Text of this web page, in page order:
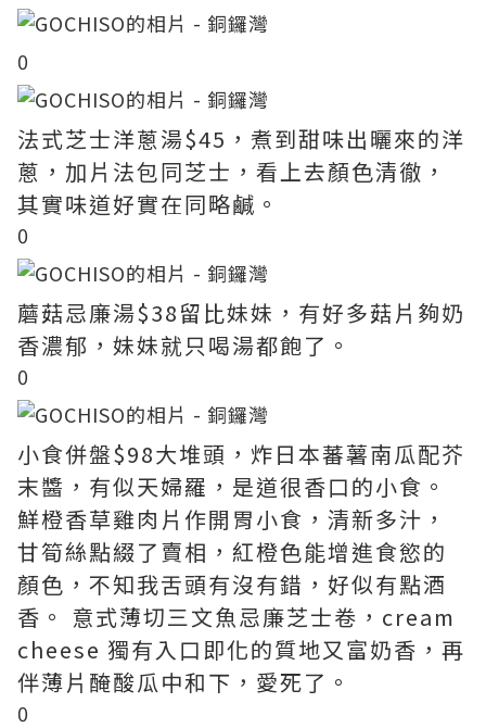
0
法式芝士洋蔥湯$45，煮到甜味出曬來的洋
蔥，加片法包同芝士，看上去顏色清徹，
其實味道好實在同略鹹。
0
蘑菇忌廉湯$38留比妹妹，有好多菇片夠奶
香濃郁，妹妹就只喝湯都飽了。
0
小食併盤$98大堆頭，炸日本蕃薯南瓜配芥
末醬，有似天婦羅，是道很香口的小食。
鮮橙香草雞肉片作開胃小食，清新多汁，
甘筍絲點綴了賣相，紅橙色能增進食慾的
顏色，不知我舌頭有沒有錯，好似有點酒
香。 意式薄切三文魚忌廉芝士卷，cream
cheese 獨有入口即化的質地又富奶香，再
伴薄片醃酸瓜中和下，愛死了。
0